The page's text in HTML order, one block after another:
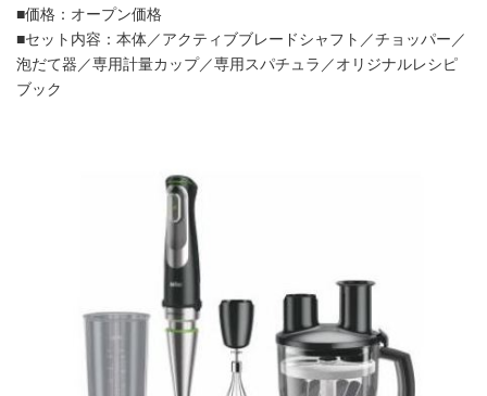
■価格：オープン価格
■セット内容：本体／アクティブブレードシャフト／チョッパー／
泡だて器／専用計量カップ／専用スパチュラ／オリジナルレシピ
ブック